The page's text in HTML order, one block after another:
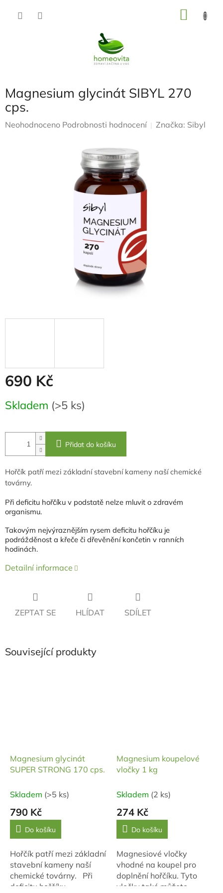
Magnesium glycinát SIBYL 270
cps.
Průměrné
Neohodnoceno Podrobnosti hodnocení Značka: Sibyl
690 Kč
Měrná
cena:
Skladem (>5 ks)
Přidat do košíku
Hořčík patří mezi základní stavební kameny naší chemické
továrny.
Při deficitu hořčíku v podstatě nelze mluvit o zdravém
organismu.
Takovým nejvýraznějším rysem deficitu hořčíku je
podrážděnost a křeče či dřevěnění končetin v ranních
hodinách.
Detailní informace
ZEPTAT SE HLÍDAT SDÍLET
Související produkty
Magnesium glycinát
SUPER STRONG 170 cps.
Skladem (>5 ks)
790 Kč
Do košíku
Hořčík patří mezi základní
stavební kameny naší
chemické továrny. Při
deficitu hořčíku
Magnesium koupelové
vločky 1 kg
Skladem (2 ks)
274 Kč
Do košíku
Magnesiové vločky
vhodné na koupel pro
doplnění hořčíku. Tyto
vločky také můžete